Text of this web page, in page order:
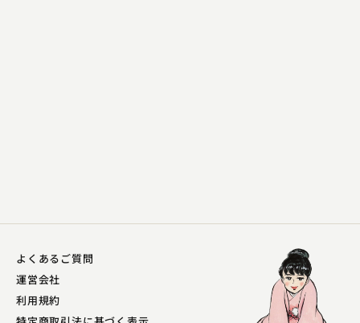
よくあるご質問
運営会社
利用規約